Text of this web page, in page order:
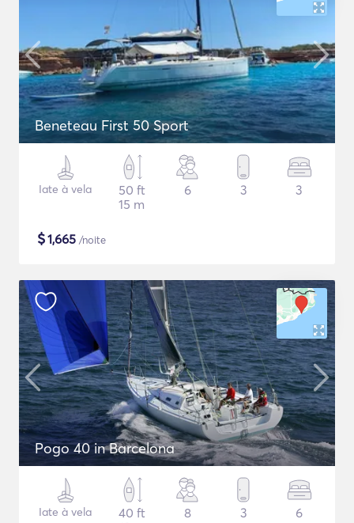
Beneteau First 50 Sport
Iate à vela
50 ft
15 m
6 3 3
$1,665 /noite
Pogo 40 in Barcelona
Iate à vela
40 ft
8 3 6